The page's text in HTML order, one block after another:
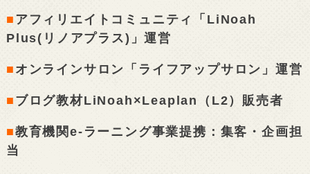
■ アフィリエイトコミュニティ「LiNoah
Plus(リノアプラス)」運営
■ オンラインサロン「ライフアップサロン」運営
■ ブログ教材LiNoah×Leaplan（L2）販売者
■教育機関e-ラーニング事業提携：集客・企画担
当